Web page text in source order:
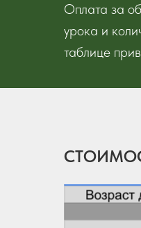
Оплата за
урока и
таблице